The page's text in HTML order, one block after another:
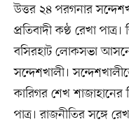
উত্তর ২৪ পরগনার
প্রতিবাদী কণ্ঠ রেখা
বসিরহাট লোকসভা
সন্দেশখালী।
কারিগর শেখ শাজাহানের
পাত্র। রাজনীতির সঙ্গে